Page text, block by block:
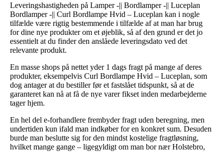
Leveringshastigheden på Lamper -|| Bordlamper -|| Luceplan
Bordlamper -|| Curl Bordlampe Hvid – Luceplan kan i nogle
tilfælde være rigtig bestemmende i tilfælde af at man har brug
for dine nye produkter om et øjeblik, så af den grund er det jo
essentielt at du finder den anslåede leveringsdato ved det
relevante produkt.
En masse shops på nettet yder 1 dags fragt på mange af deres
produkter, eksempelvis Curl Bordlampe Hvid – Luceplan, som
dog antager at du bestiller før et fastslået tidspunkt, så at de
garanteret kan nå at få de nye varer fikset inden medarbejderne
tager hjem.
En hel del e-forhandlere frembyder fragt uden beregning, men
undertiden kun ifald man indkøber for en konkret sum. Desuden
burde man beslutte sig for den mindst kostelige fragtløsning,
hvilket mange gange – ligegyldigt om man bor nær Holstebro,